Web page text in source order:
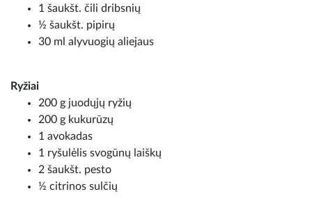
1 šaukšt. čili dribsnių
½ šaukšt. pipirų
30 ml alyvuogių aliejaus
Ryžiai
200 g juodųjų ryžių
200 g kukurūzų
1 avokadas
1 ryšulėlis svogūnų laiškų
2 šaukšt. pesto
½ citrinos sulčių